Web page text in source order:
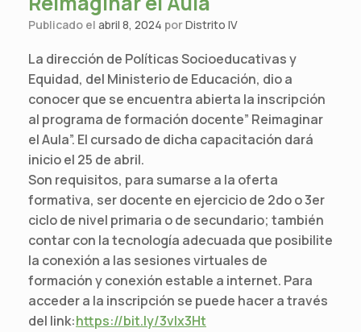
Publicado el abril 8, 2024 porDistrito IV
La dirección de Políticas Socioeducativas y
Equidad, del Ministerio de Educación, dio a
conocer que se encuentra abierta la inscripción
al programa de formación docente” Reimaginar
el Aula”. El cursado de dicha capacitación dará
inicio el 25 de abril.
Son requisitos, para sumarse a la oferta
formativa, ser docente en ejercicio de 2do o 3er
ciclo de nivel primaria o de secundario; también
contar con la tecnología adecuada que posibilite
la conexión a las sesiones virtuales de
formación y conexión estable a internet. Para
acceder a la inscripción se puede hacer a través
del link:https://bit.ly/3vlx3Ht